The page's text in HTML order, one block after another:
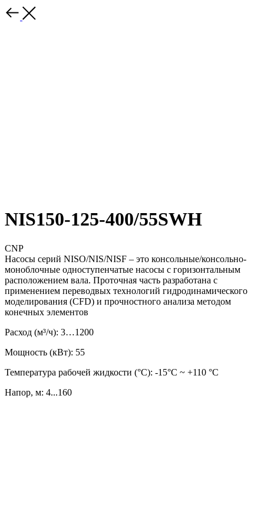
NIS150-125-400/55SWH
CNP
Насосы серий NISO/NIS/NISF – это консольные/консольно-
моноблочные одноступенчатые насосы с горизонтальным
расположением вала. Проточная часть разработана с
применением переводвых технологий гидродинамического
моделирования (CFD) и прочностного анализа методом
конечных элементов
Расход (м³/ч): 3…1200
Мощность (кВт): 55
Температура рабочей жидкости (°C): -15°С ~ +110 °С
Напор, м: 4...160